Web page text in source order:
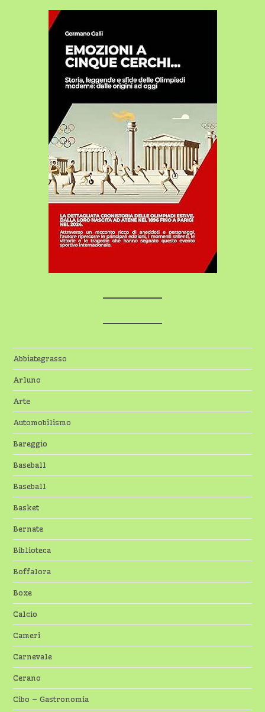
Abbiategrasso
Arluno
Arte
Automobilismo
Bareggio
Baseball
Baseball
Basket
Bernate
Biblioteca
Boffalora
Boxe
Calcio
Cameri
Carnevale
Cerano
Cibo – Gastronomia